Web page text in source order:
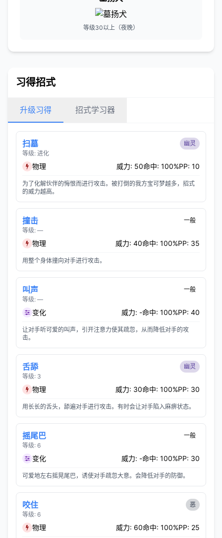
等级30以上（夜晚）
习得招式
升级习得 招式学习器
扫墓
等级: 进化
幽灵
物理 威力: 50命中: 100%PP: 10
为了化解伙伴的悔恨而进行攻击。被打倒的我方宝可梦越多，招式
的威力越高。
撞击
等级: —
一般
物理 威力: 40命中: 100%PP: 35
用整个身体撞向对手进行攻击。
叫声
等级: —
一般
变化 威力: -命中: 100%PP: 40
让对手听可爱的叫声，引开注意力使其疏忽，从而降低对手的攻
击。
舌舔
等级: 3
幽灵
物理 威力: 30命中: 100%PP: 30
用长长的舌头，舔遍对手进行攻击。有时会让对手陷入麻痹状态。
摇尾巴
等级: 6
一般
变化 威力: -命中: 100%PP: 30
可爱地左右摇晃尾巴，诱使对手疏忽大意。会降低对手的防御。
咬住
等级: 6
恶
物理 威力: 60命中: 100%PP: 25